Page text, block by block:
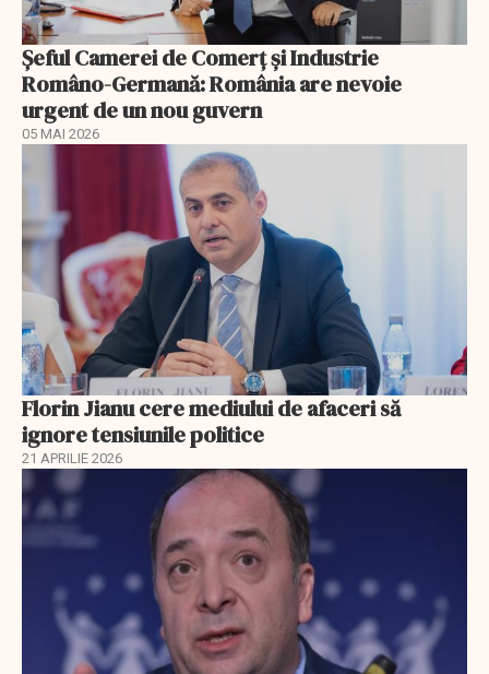
Șeful Camerei de Comerț și Industrie
Româno-Germană: România are nevoie
urgent de un nou guvern
05 MAI 2026
Florin Jianu cere mediului de afaceri să
ignore tensiunile politice
21 APRILIE 2026
EXCLUSIV